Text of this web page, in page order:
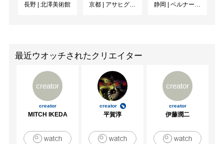
長野 | 北澤美術館
京都 | アサヒグループ大山崎山荘美術館
静岡 | ベルナール・ビュフェ美術館
最近ウオッチされたクリエイター
creator
creator
MITCH IKEDA
creator
平賀淳
creator
creator
伊藤潤二